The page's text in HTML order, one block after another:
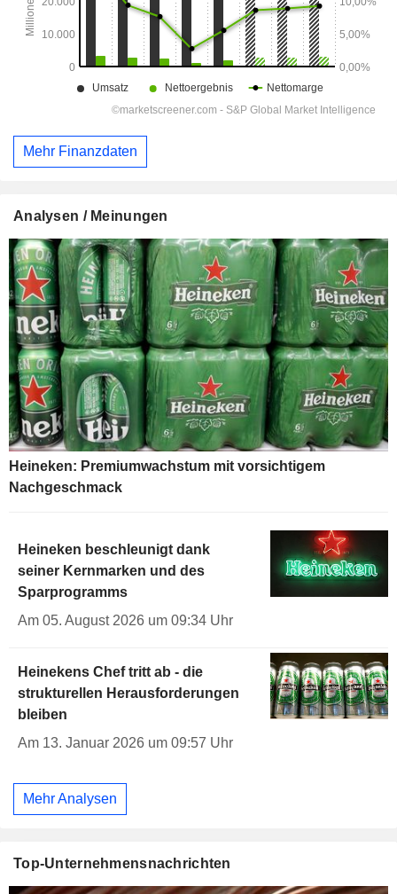
Mehr Finanzdaten
Analysen / Meinungen
Heineken: Premiumwachstum mit vorsichtigem
Nachgeschmack
Heineken beschleunigt dank
seiner Kernmarken und des
Sparprogramms
Am 05. August 2026 um 09:34 Uhr
Heinekens Chef tritt ab - die
strukturellen Herausforderungen
bleiben
Am 13. Januar 2026 um 09:57 Uhr
Mehr Analysen
Top-Unternehmensnachrichten